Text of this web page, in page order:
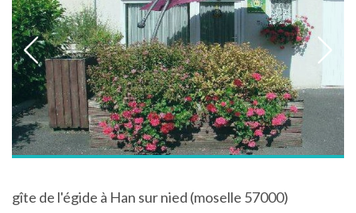
gîte de l'égide à Han sur nied (moselle 57000)